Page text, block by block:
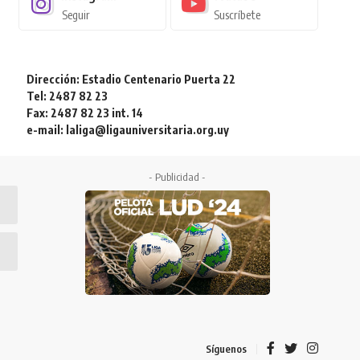
Seguir Suscríbete
Dirección: Estadio Centenario Puerta 22
Tel: 2487 82 23
Fax: 2487 82 23 int. 14
e-mail: laliga@ligauniversitaria.org.uy
- Publicidad -
Síguenos